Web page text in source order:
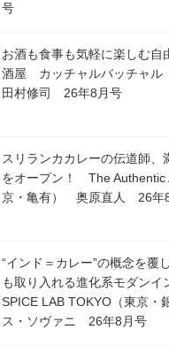
号
お酒も食事も気軽に楽しむ自
酒屋 カッチャルバッチャル
田村修司 26年8月号
スリランカカレーの伝道師、
をオープン！ The Authentic
京・亀有） 奥原直人 26年
“インド＝カレー”の概念を覆
も取り入れる進化系モダン
SPICE LAB TOKYO（東京
ス・ソヴァニ 26年8月号